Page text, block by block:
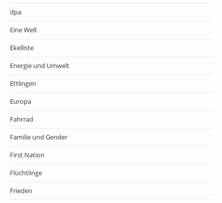
dpa
Eine Welt
Ekelliste
Energie und Umwelt
Ettlingen
Europa
Fahrrad
Familie und Gender
First Nation
Flüchtlinge
Frieden